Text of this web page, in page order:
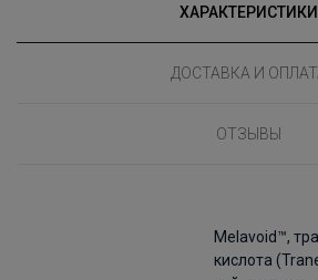
ХАРАКТЕРИСТИКИ
ДОСТАВКА И
ОТЗЫВЫ
Melavoid™,
кислота